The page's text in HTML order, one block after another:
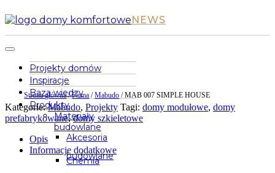
NEWS
Projekty domów
Inspiracje
Baza wiedzy
Produkty
Materiały
budowlane
Akcesoria
budowlane
Chemia
Strona główna/Firma /Mabudo /MAB 007 SIMPLE HOUSE
Kategorie:Mabudo, Projekty Tagi: domy modułowe, domy
prefabrykowane,domy szkieletowe
Opis
Informacje dodatkowe